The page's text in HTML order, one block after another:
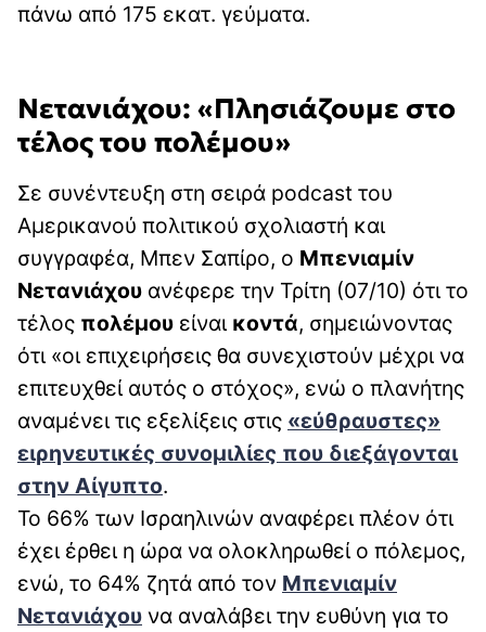
πάνω από 175 εκατ. γεύματα.
Νετανιάχου: «Πλησιάζουμε στο
τέλος του πολέμου»
Σε συνέντευξη στη σειρά podcast του
Αμερικανού πολιτικού σχολιαστή και
συγγραφέα, Μπεν Σαπίρο, ο Μπενιαμίν
Νετανιάχου ανέφερε την Τρίτη (07/10) ότι το
τέλος πολέμου είναι κοντά, σημειώνοντας
ότι «οι επιχειρήσεις θα συνεχιστούν μέχρι να
επιτευχθεί αυτός ο στόχος», ενώ ο πλανήτης
αναμένει τις εξελίξεις στις «εύθραυστες»
ειρηνευτικές συνομιλίες που διεξάγονται
στην Αίγυπτο.
Το 66% των Ισραηλινών αναφέρει πλέον ότι
έχει έρθει η ώρα να ολοκληρωθεί ο πόλεμος,
ενώ, το 64% ζητά από τον Μπενιαμίν
Νετανιάχου να αναλάβει την ευθύνη για το